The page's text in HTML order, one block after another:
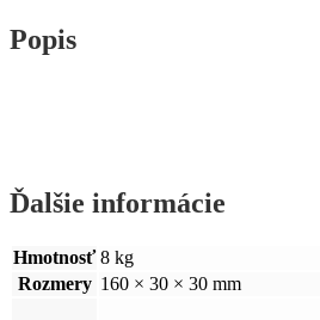
Popis
Ďalšie informácie
Hmotnosť 8 kg
Rozmery 160 × 30 × 30 mm